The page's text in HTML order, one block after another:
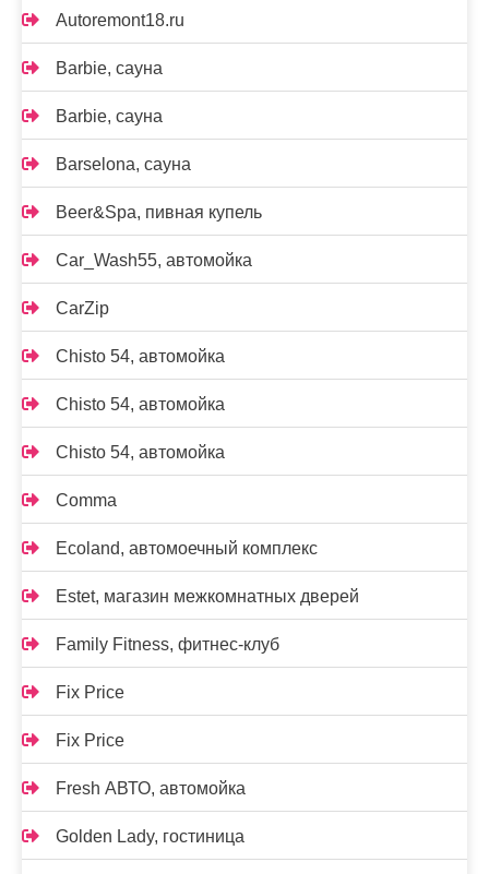
Autoremont18.ru
Barbie, сауна
Barbie, сауна
Barselona, сауна
Beer&Spa, пивная купель
Car_Wash55, автомойка
CarZip
Chisto 54, автомойка
Chisto 54, автомойка
Chisto 54, автомойка
Comma
Ecoland, автомоечный комплекс
Estet, магазин межкомнатных дверей
Family Fitness, фитнес-клуб
Fix Price
Fix Price
Fresh АВТО, автомойка
Golden Lady, гостиница